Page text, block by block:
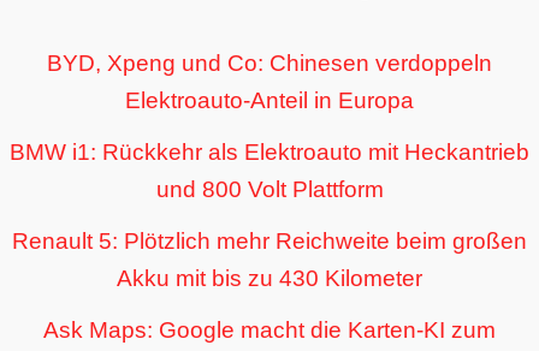
BYD, Xpeng und Co: Chinesen verdoppeln
Elektroauto-Anteil in Europa
BMW i1: Rückkehr als Elektroauto mit Heckantrieb
und 800 Volt Plattform
Renault 5: Plötzlich mehr Reichweite beim großen
Akku mit bis zu 430 Kilometer
Ask Maps: Google macht die Karten-KI zum